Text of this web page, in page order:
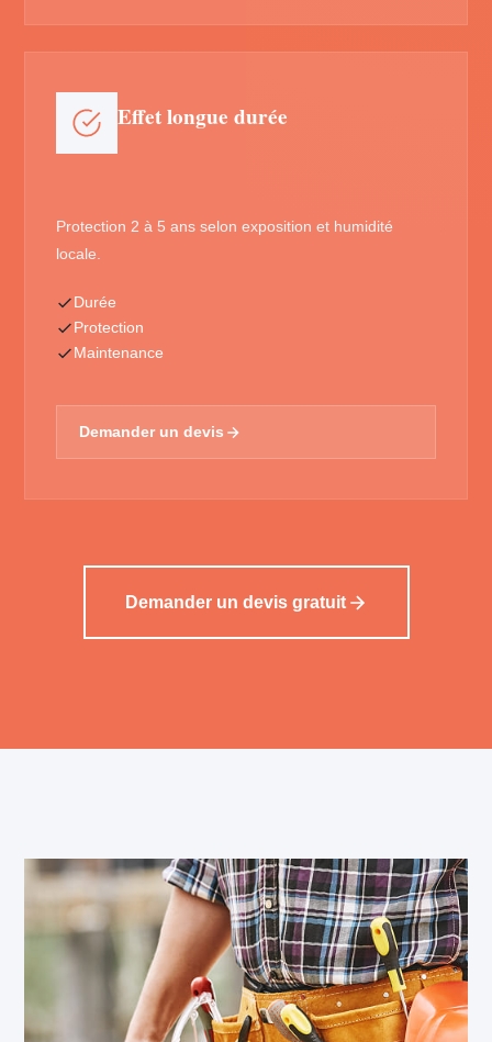
Effet longue durée
Protection 2 à 5 ans selon exposition et humidité
locale.
Durée
Protection
Maintenance
Demander un devis
Demander un devis gratuit